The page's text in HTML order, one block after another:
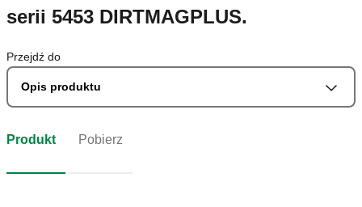
serii 5453 DIRTMAGPLUS.
Przejdź do
Opis produktu
Produkt Pobierz